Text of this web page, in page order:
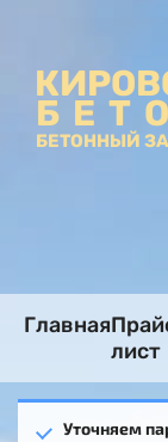
БЕТОННЫЙ
Главная
лист
Уточняем